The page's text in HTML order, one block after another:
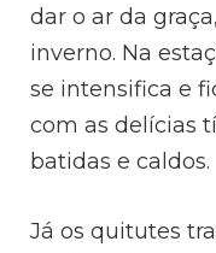
dar o ar da
inverno. Na
se intensifica e
com as delícias
batidas e caldos.
Já os quitutes